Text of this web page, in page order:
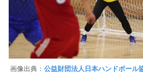
画像出典： 公益財団法人日本ハンドボール